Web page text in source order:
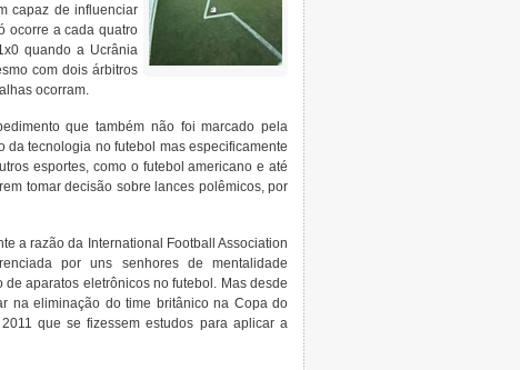
capaz de influenciar
ocorre a cada quatro
quando a Ucrânia
com dois árbitros
ocorram.
que também não foi marcado pela
tecnologia no futebol mas especificamente
esportes, como o futebol americano e até
tomar decisão sobre lances polêmicos, por
a razão da International Football Association
por uns senhores de mentalidade
aparatos eletrônicos no futebol. Mas desde
na eliminação do time britânico na Copa do
que se fizessem estudos para aplicar a